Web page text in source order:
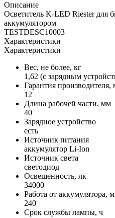
Описание
Осветитель K-LED Riester для
аккумулятором
TESTDESC10003
Характеристики
Характеристики
Вес, не более, кг
1,62 (с зарядным
Гарантия производителя,
12
Длина рабочей части, мм
40
Зарядное устройство
есть
Источник питания
аккумулятор Li-Ion
Источник света
светодиод
Освещенность, лк
34000
Работа от аккумулятора,
240
Срок службы лампы, ч